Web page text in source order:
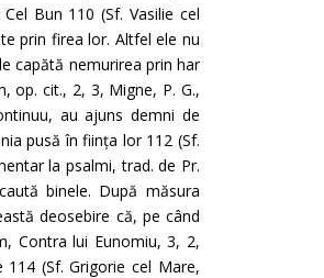
Bun 110 (Sf. Vasilie cel
prin firea lor. Altfel ele nu
capătă nemurirea prin har
op. cit., 2, 3, Migne, P. G.,
au ajuns demni de
pusă în ființa lor 112 (Sf.
la psalmi, trad. de Pr.
binele. După măsura
deosebire că, pe când
Contra lui Eunomiu, 3, 2,
(Sf. Grigorie cel Mare,